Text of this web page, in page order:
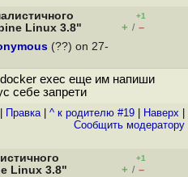
Linux 3.8"
+1
+ / –
(??) on 27-
exec еще им напиши
себе запрети
Правка| ^ к родителю #19 Наверх
Cообщить модератору
Linux 3.8"
+1
+ / –